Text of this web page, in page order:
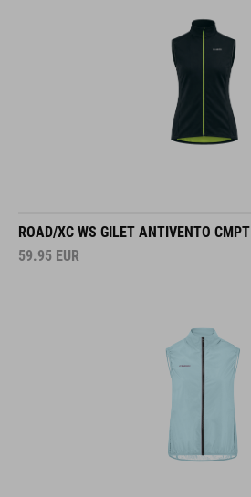
ROAD/XC WS GILET ANTIVENTO CMPT
59.95 EUR